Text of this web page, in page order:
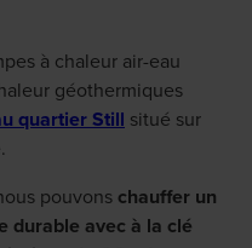
à chaleur air-eau
géothermiques
quartier Still situé sur
pouvons chauffer un
durable avec à la clé